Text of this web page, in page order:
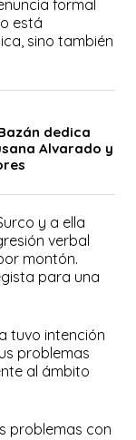
formal
está
sino también
dedica
Alvarado y
y a ella
verbal
montón.
para una
tuvo intención
problemas
al ámbito
problemas con